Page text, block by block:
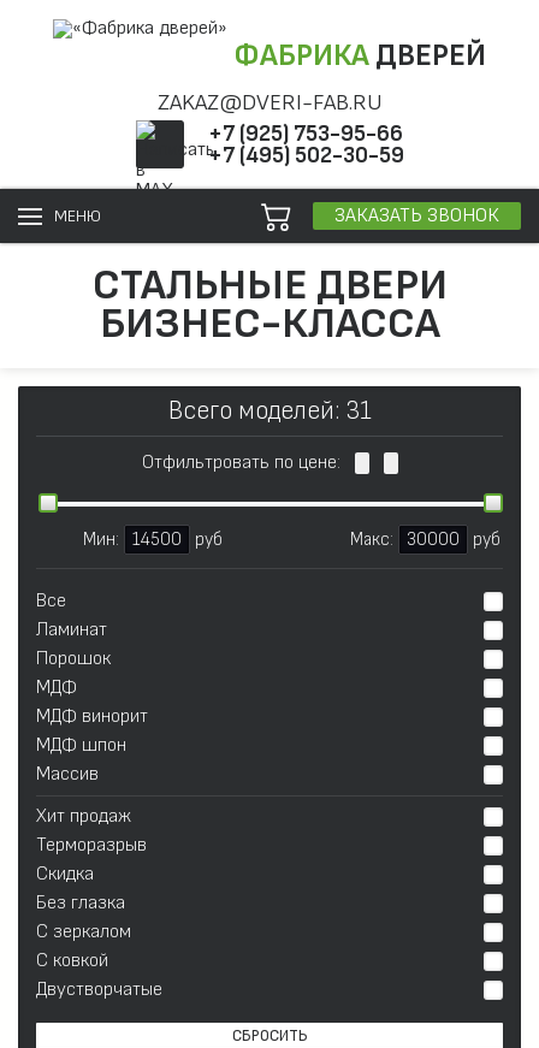
ФАБРИКАДВЕРЕЙ
ZAKAZ@DVERI-FAB.RU
+7 (925) 753-95-66
+7 (495) 502-30-59
МЕНЮ ЗАКАЗАТЬ ЗВОНОК
СТАЛЬНЫЕ ДВЕРИ
БИЗНЕС-КЛАССА
Всего моделей: 31
Отфильтровать по цене:
Мин: 14500 руб Макс: 30000 руб
Все
Ламинат
Порошок
МДФ
МДФ винорит
МДФ шпон
Массив
Хит продаж
Терморазрыв
Скидка
Без глазка
С зеркалом
С ковкой
Двустворчатые
СБРОСИТЬ